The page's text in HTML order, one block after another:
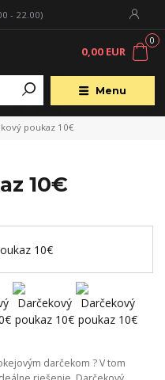
Menu
- 22.00)
0
0,00 EUR
poukaz 10€
10€
darčekom ? V tom